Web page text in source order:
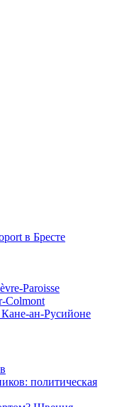
в Бресте
Paroisse
Colmont
Кане-ан-Русийоне
политическая